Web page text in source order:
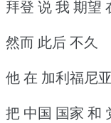
拜登 说 我 期望
然而 此后 不久
他 在 加利福尼
把 中国 国家 和